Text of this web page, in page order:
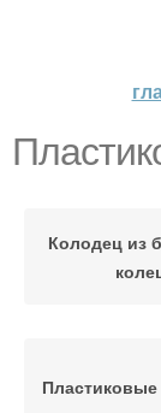
Колодец из